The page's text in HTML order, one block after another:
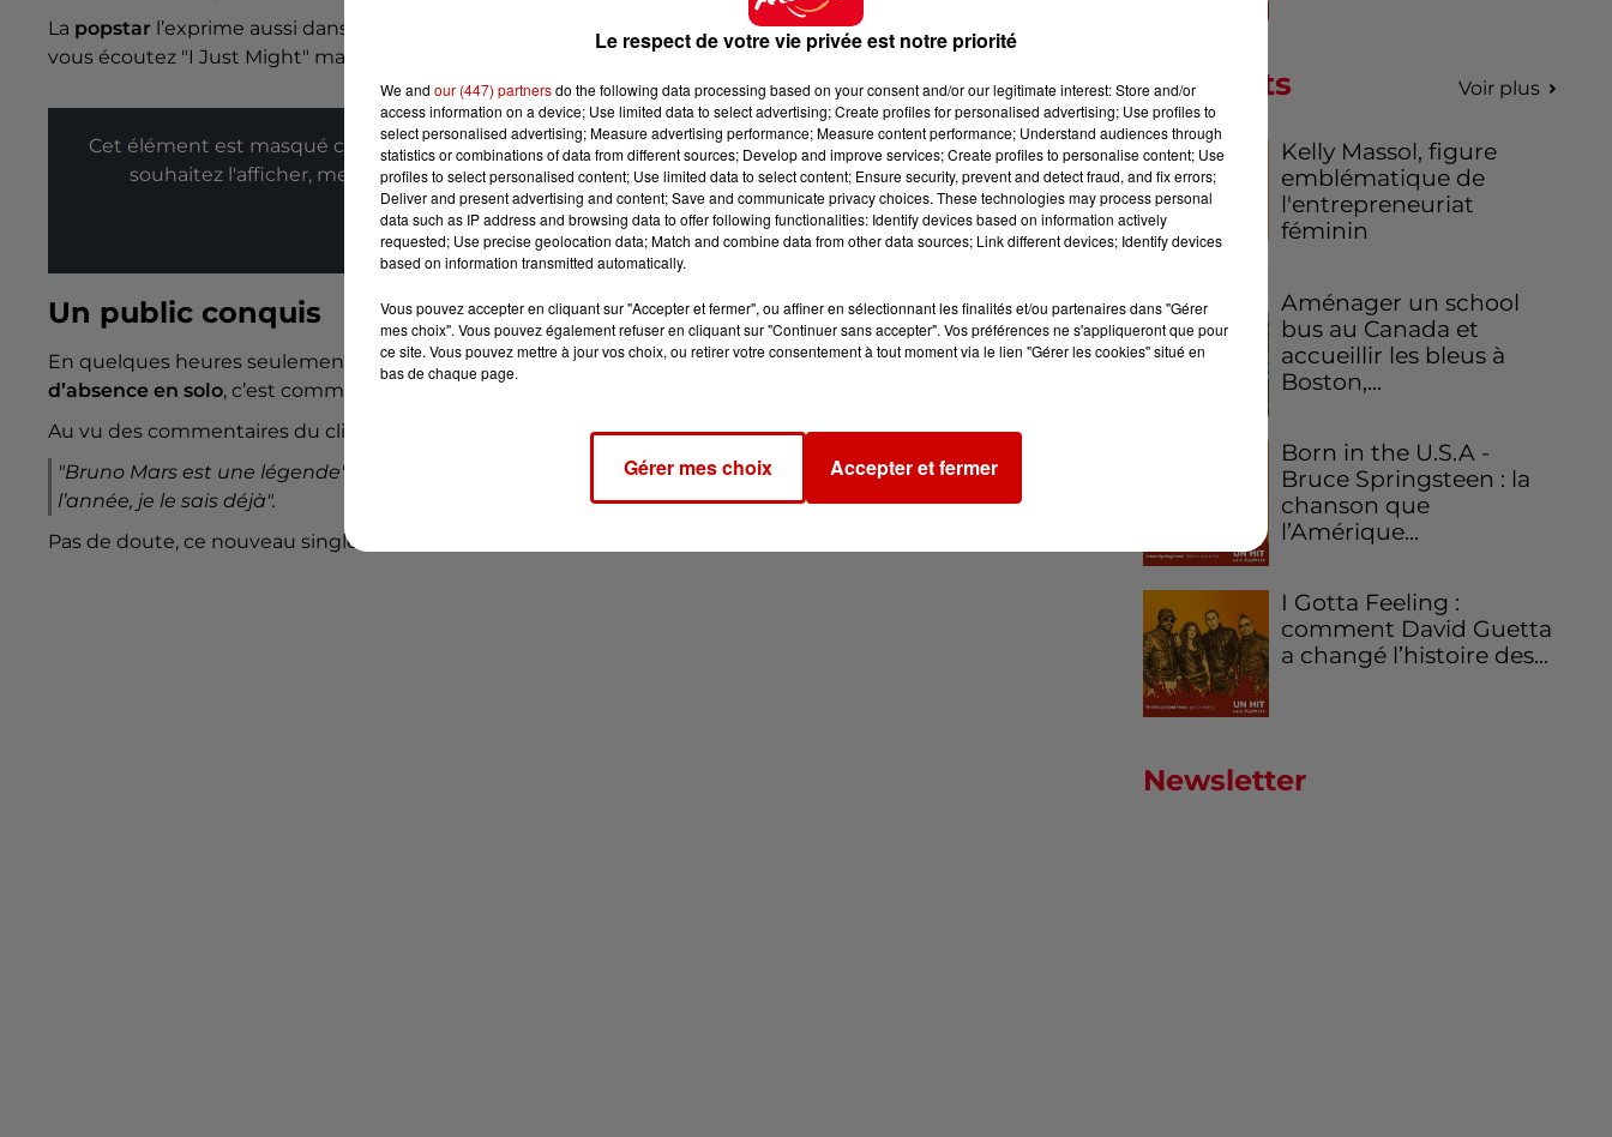
La popstar l’exprime aussi dans sa musique. La présence de cuivres et l'envie irrépressible de danser
vous écoutez "I Just Might" marquent la renaissance du
Cet élément est masqué compte-tenu du refus du dépôt de cookies que vous avez exprimé. Si vous
souhaitez l'afficher, merci de nous donner votre accord en cliquant sur le bouton ci-dessous.
Afficher l'élément
Un public conquis
En quelques heures seulement, l’interprète de "Grenade"a réussi à conquérir son public. Après10 ans
d’absence en solo, c’est comme si on remontait le temps.
Au vu des commentaires du clip
, les fans de l'artiste de 40 ans semblent ravis :
"Bruno Mars est une légende", "Le roi de la Pop actuel est de retour", "The Romantic va être l’album de
l’année, je le sais déjà".
Pas de doute, ce nouveau single va très vite devenir un hit !
Podcasts Voir plus
Kelly Massol, figure
emblématique de
l'entrepreneuriat
féminin
Aménager un school
bus au Canada et
accueillir les bleus à
Boston,...
Born in the U.S.A -
Bruce Springsteen : la
chanson que
l’Amérique...
I Gotta Feeling :
comment David Guetta
a changé l’histoire des...
Newsletter
Le respect de votre vie privée est notre priorité
We and our (447) partnersdo the following data processing based on your consent and/or our legitimate interest: Store and/or
access information on a device; Use limited data to select advertising; Create profiles for personalised advertising; Use profiles to
select personalised advertising; Measure advertising performance; Measure content performance; Understand audiences through
statistics or combinations of data from different sources; Develop and improve services; Create profiles to personalise content; Use
profiles to select personalised content; Use limited data to select content; Ensure security, prevent and detect fraud, and fix errors;
Deliver and present advertising and content; Save and communicate privacy choices. These technologies may process personal
data such as IP address and browsing data to offer following functionalities: Identify devices based on information actively
requested; Use precise geolocation data; Match and combine data from other data sources; Link different devices; Identify devices
based on information transmitted automatically.
Vous pouvez accepter en cliquant sur "Accepter et fermer", ou affiner en sélectionnant les finalités et/ou partenaires dans "Gérer
mes choix". Vous pouvez également refuser en cliquant sur "Continuer sans accepter". Vos préférences ne s'appliqueront que pour
ce site. Vous pouvez mettre à jour vos choix, ou retirer votre consentement à tout moment via le lien "Gérer les cookies" situé en
bas de chaque page.
Gérer mes choix Accepter et fermer